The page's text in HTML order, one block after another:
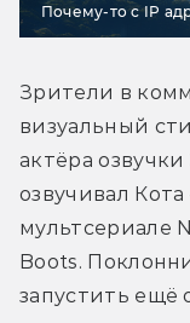
Почему-то с IP
Зрители в
визуальный
актёра
озвучивал
мультсериале
Boots.
запустить ещё